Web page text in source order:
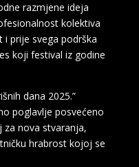
razmjene ideja
kolektiva
i prije svega podrška
koji festival iz godine
dana 2025.”
poglavlje posvećeno
nova stvaranja,
hrabrost kojoj se